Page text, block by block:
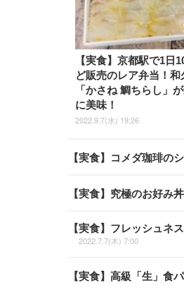
【実食】京都駅で1日
ど販売のレア弁当！和
「かさね 鯛ちらし」
に美味！
2022.9.7(水) 19:26
【実食】コメダ珈琲の
【実食】究極のお好み
【実食】フレッシュネ
2022.7.7(木) 7:00
【実食】高級「生」食